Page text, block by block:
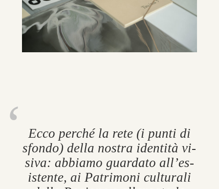
Ecco perché la rete (i punti di
sfondo) della nos­tra iden­tità vi­
s­iva: ab­biamo guard­ato all’es­
ist­ente, ai Pat­ri­moni cul­tur­ali